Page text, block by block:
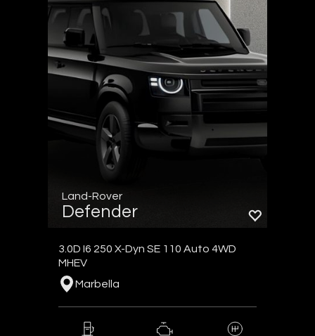
Land-Rover
Defender
3.0D I6 250 X-Dyn SE 110 Auto 4WD
MHEV
Marbella